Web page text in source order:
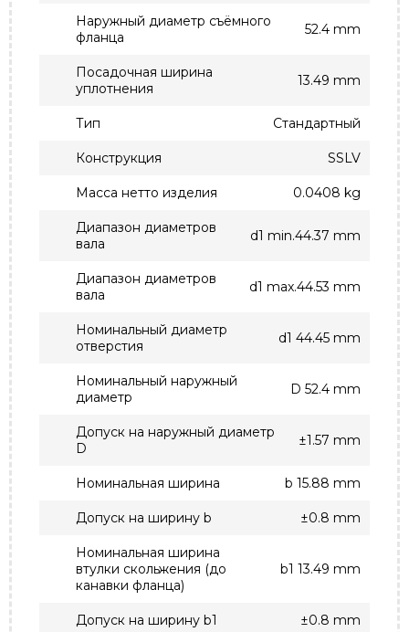
Наружный диаметр съёмного
фланца
52.4 mm
Посадочная ширина
уплотнения
13.49 mm
Тип Стандартный
Конструкция SSLV
Масса нетто изделия 0.0408 kg
Диапазон диаметров
вала
d1 min.44.37 mm
Диапазон диаметров
вала
d1 max.44.53 mm
Номинальный диаметр
отверстия
d1 44.45 mm
Номинальный наружный
диаметр
D 52.4 mm
Допуск на наружный диаметр
D
±1.57 mm
Номинальная ширина b 15.88 mm
Допуск на ширину b ±0.8 mm
Номинальная ширина
втулки скольжения (до
канавки фланца)
b1 13.49 mm
Допуск на ширину b1 ±0.8 mm